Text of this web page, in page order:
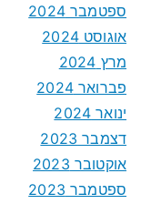
ספטמבר 2024
אוגוסט 2024
מרץ 2024
פברואר 2024
ינואר 2024
דצמבר 2023
אוקטובר 2023
ספטמבר 2023